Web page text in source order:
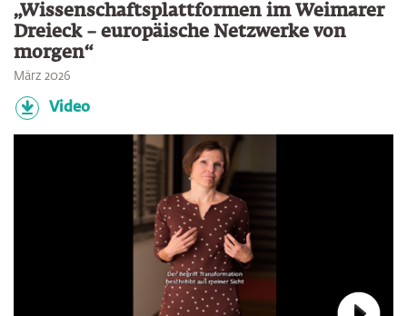
„Wissenschaftsplattformen im Weimarer
Dreieck – europäische Netzwerke von
morgen“
März 2026
Video